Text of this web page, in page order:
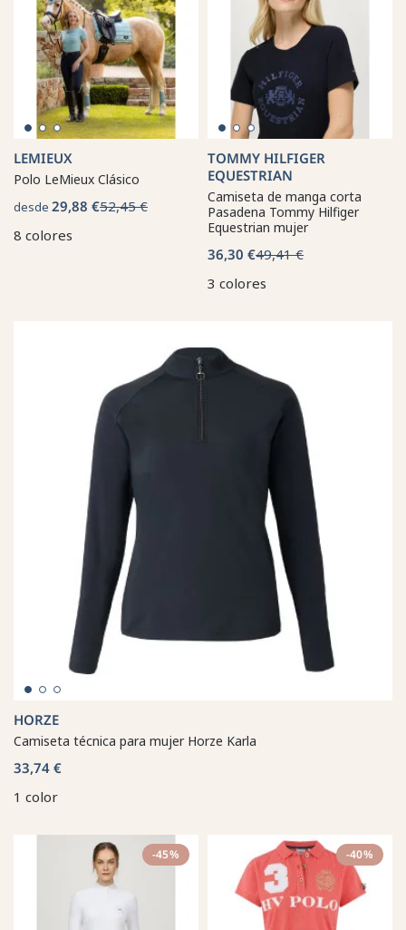
LEMIEUX
Polo LeMieux Clásico
desde 29,88 €52,45 €
8 colores
TOMMY HILFIGER
EQUESTRIAN
Camiseta de manga corta
Pasadena Tommy Hilfiger
Equestrian mujer
36,30 €49,41 €
3 colores
HORZE
Camiseta técnica para mujer Horze Karla
33,74 €
1 color
-45% -40%